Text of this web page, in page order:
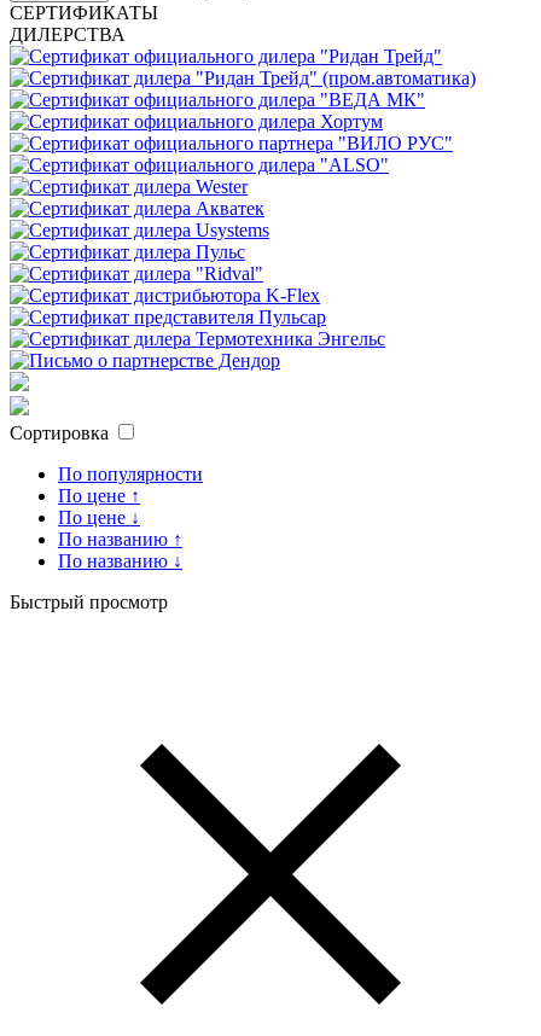
СЕРТИФИКАТЫ
ДИЛЕРСТВА
Сортировка
По популярности
По цене ↑
По цене ↓
По названию ↑
По названию ↓
Быстрый просмотр